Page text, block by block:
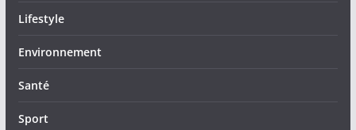
Lifestyle
Environnement
Santé
Sport